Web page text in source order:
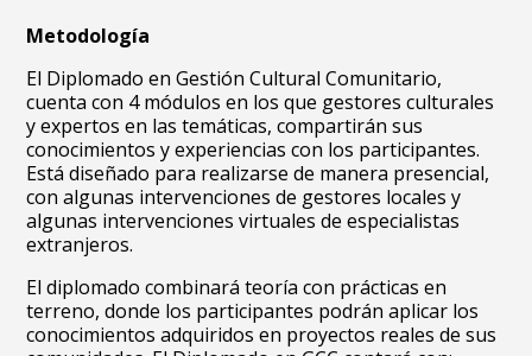
Metodología
El Diplomado en Gestión Cultural Comunitario,
cuenta con 4 módulos en los que gestores culturales
y expertos en las temáticas, compartirán sus
conocimientos y experiencias con los participantes.
Está diseñado para realizarse de manera presencial,
con algunas intervenciones de gestores locales y
algunas intervenciones virtuales de especialistas
extranjeros.
El diplomado combinará teoría con prácticas en
terreno, donde los participantes podrán aplicar los
conocimientos adquiridos en proyectos reales de sus